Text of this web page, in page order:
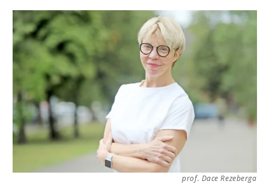
prof. Dace Rezeberga